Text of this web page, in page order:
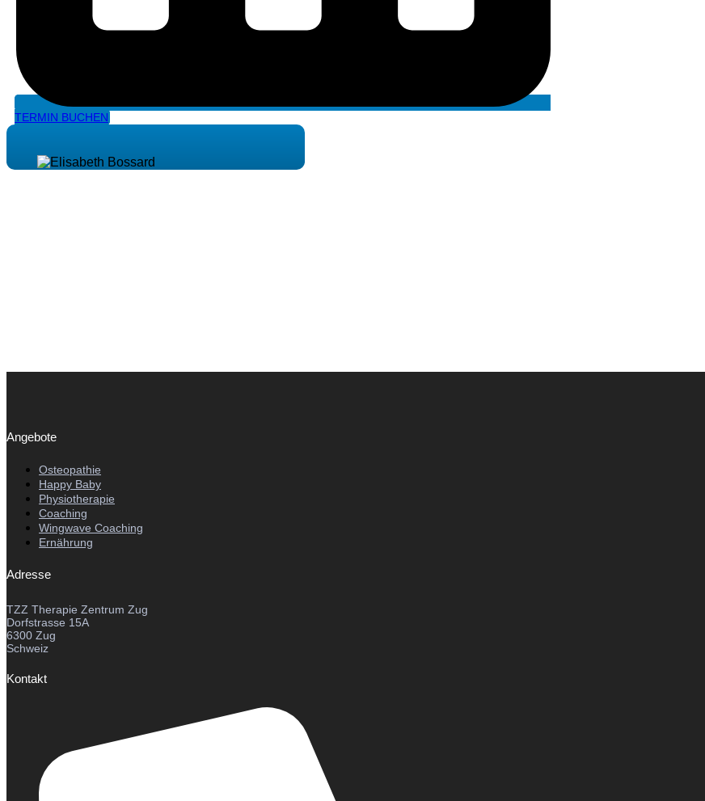
TERMIN BUCHEN
Angebote
Osteopathie
Happy Baby
Physiotherapie
Coaching
Wingwave Coaching
Ernährung
Adresse
TZZ Therapie Zentrum Zug
Dorfstrasse 15A
6300 Zug
Schweiz
Kontakt